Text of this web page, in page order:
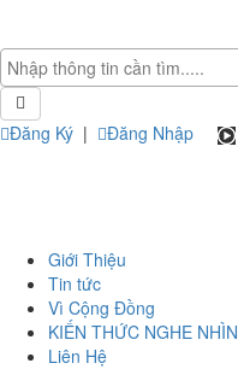
Đăng Ký | Đăng Nhập
Giới Thiệu
Tin tức
Vì Cộng Đồng
KIẾN THỨC NGHE NHÌN
Liên Hệ